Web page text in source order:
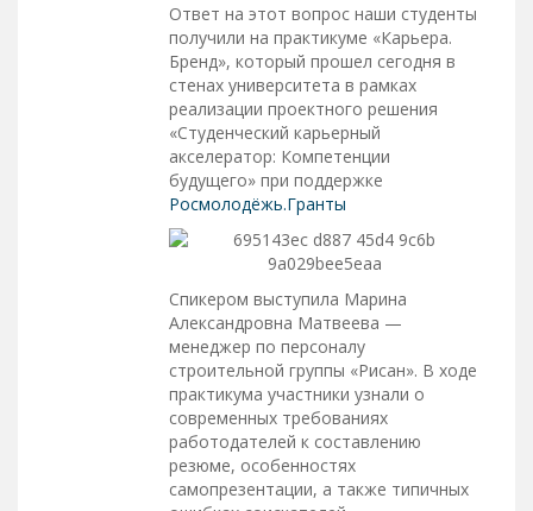
Ответ на этот вопрос наши студенты
получили на практикуме «Карьера.
Бренд», который прошел сегодня в
стенах университета в рамках
реализации проектного решения
«Студенческий карьерный
акселератор: Компетенции
будущего» при поддержке
Росмолодёжь.Гранты
Спикером выступила Марина
Александровна Матвеева —
менеджер по персоналу
строительной группы «Рисан». В ходе
практикума участники узнали о
современных требованиях
работодателей к составлению
резюме, особенностях
самопрезентации, а также типичных